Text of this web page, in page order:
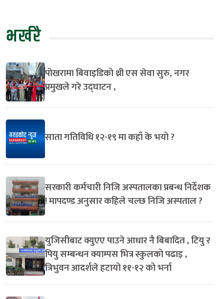
भर्खरै
पोखरामा बिवाइडिको थ्री एस सेवा सुरु, नगर
प्रमुखले गरे उद्घाटन ,
साता गतिविधि १२-१९ मा कहाँ के भयो ?
सरकारी कर्मचारी निजि अस्पतालका प्रबन्ध निर्देशक
! मापदण्ड अनुसार कहिले चल्छ निजि अस्पताल ?
युजिसीबाट क्युएए पाउने आधार नै बिबादित , टियु र
पियु सम्बन्धन क्याम्पस भित्र स्कुलको पढाइ ,
त्रिभुवन आदर्शले हटायो ११-१२ को भर्ना